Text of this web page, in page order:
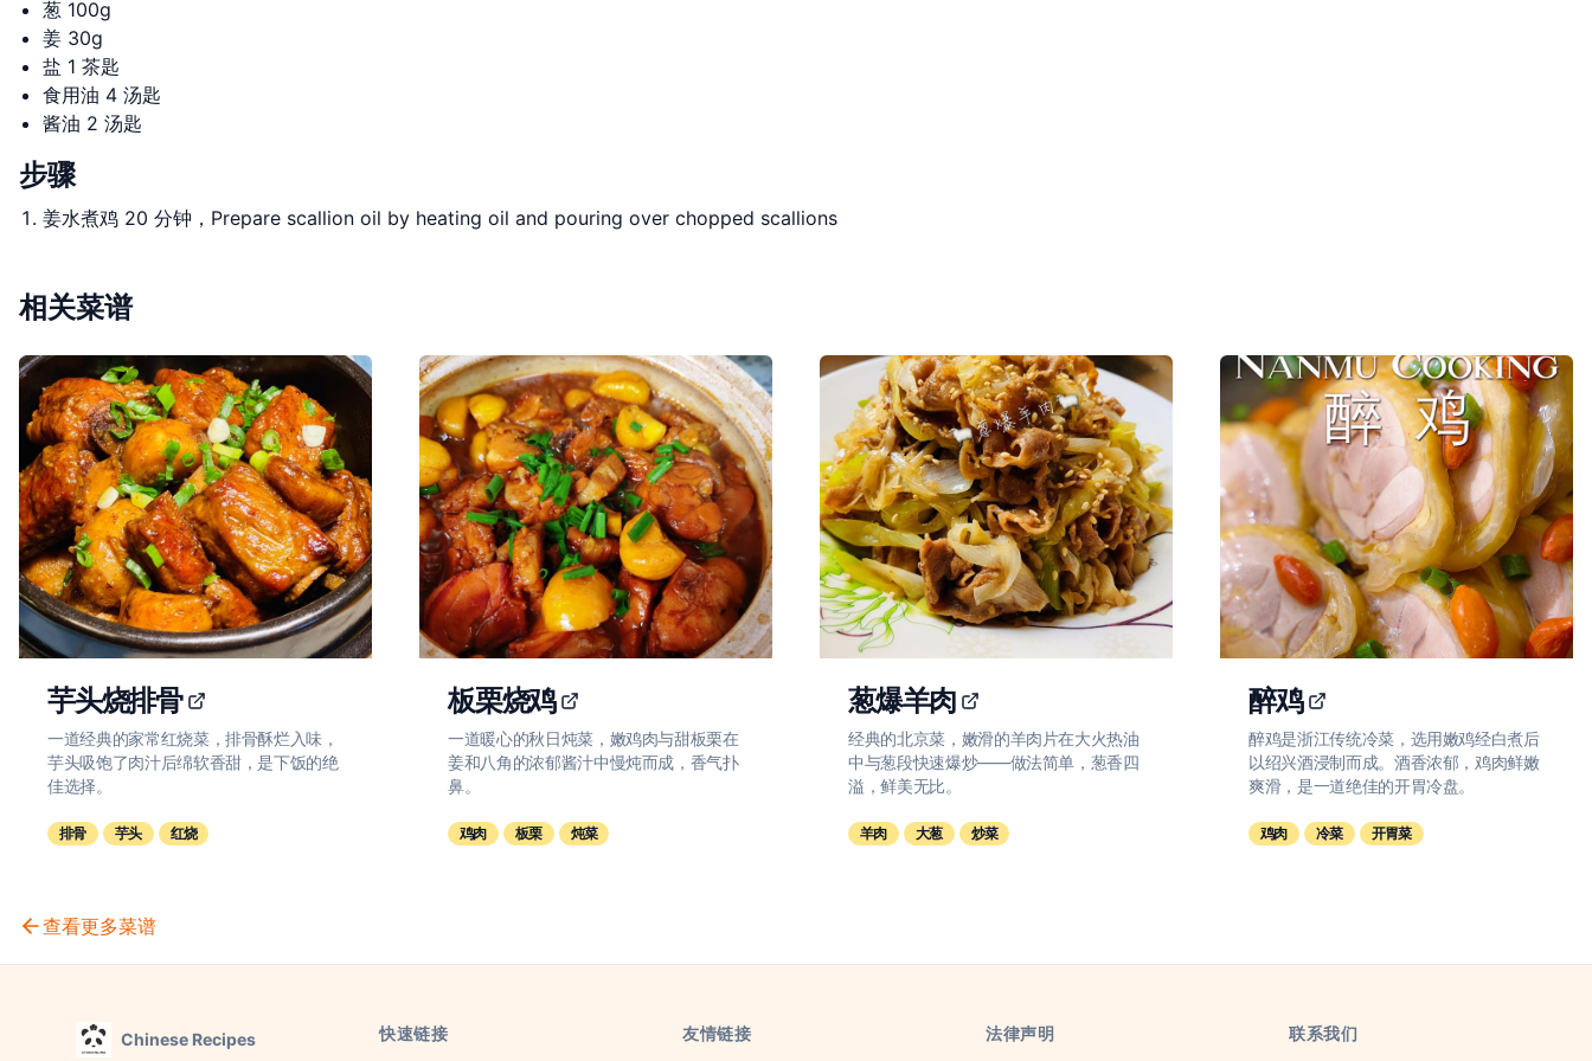
葱 100g
姜 30g
盐 1 茶匙
食用油 4 汤匙
酱油 2 汤匙
步骤
姜水煮鸡 20 分钟，Prepare scallion oil by heating oil and pouring over chopped scallions
相关菜谱
芋头烧排骨
一道经典的家常红烧菜，排骨酥烂入味，
芋头吸饱了肉汁后绵软香甜，是下饭的绝
佳选择。
排骨 芋头 红烧
板栗烧鸡
一道暖心的秋日炖菜，嫩鸡肉与甜板栗在
姜和八角的浓郁酱汁中慢炖而成，香气扑
鼻。
鸡肉 板栗 炖菜
葱爆羊肉
经典的北京菜，嫩滑的羊肉片在大火热油
中与葱段快速爆炒——做法简单，葱香四
溢，鲜美无比。
羊肉 大葱 炒菜
醉鸡
醉鸡是浙江传统冷菜，选用嫩鸡经白煮后
以绍兴酒浸制而成。酒香浓郁，鸡肉鲜嫩
爽滑，是一道绝佳的开胃冷盘。
鸡肉 冷菜 开胃菜
查看更多菜谱
Chinese Recipes 快速链接 友情链接 法律声明 联系我们